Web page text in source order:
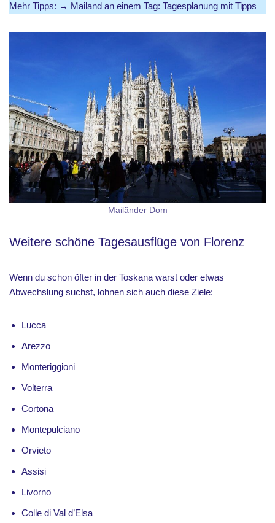
Mehr Tipps: → Mailand an einem Tag: Tagesplanung mit Tipps
Mailänder Dom
Weitere schöne Tagesausflüge von Florenz
Wenn du schon öfter in der Toskana warst oder etwas
Abwechslung suchst, lohnen sich auch diese Ziele:
Lucca
Arezzo
Monteriggioni
Volterra
Cortona
Montepulciano
Orvieto
Assisi
Livorno
Colle di Val d’Elsa